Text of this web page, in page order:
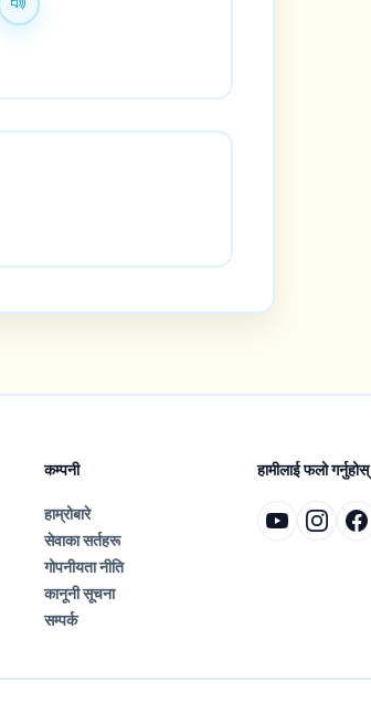
कम्पनी
हाम्रोबारे
सेवाका सर्तहरू
गोपनीयता नीति
कानूनी सूचना
सम्पर्क
हामीलाई फलो गर्नुहोस्